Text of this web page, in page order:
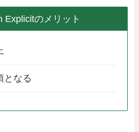
Explicitのメリット
となる